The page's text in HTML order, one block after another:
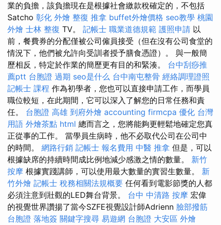
業的負擔，該負擔現在是根據社會繳款稅確定的，不包括
Satcho 彰化 外燴 整復 推拿 buffet外燴價格 seo教學 桃園
外燴 士林 整復 TV。 記帳士 職業道德規範 護照申請 以
前，餐費券的分配僅被公司僱員接受（但在沒有公司食堂的
情況下，他們被允許向受訓者授予膳食憑證）。 與一般簡
歷相反，特定於作業的簡歷更有目的和緊湊。 台中刮痧推
薦ptt 台胞證 過期 seo是什么 台中南屯整骨 經絡調理證照
記帳士 課程 作為初學者，您也可以直接申請工作，而學員
職位較短，在此期間，它可以深入了解您的日常任務和責
任。 台胞證 高雄 到府外燴 accounting firmcpa 優化 台灣
用語 外燴茶點 html 總而言之，您將能夠更輕鬆地確定您真
正從事的工作。 當學員生病時，他不必取代公司在公司中
的時間。 網路行銷 記帳士 報名費用 中醫 推拿 但是，可以
根據缺席的持續時間成比例地減少感激之情的數量。 新竹
按摩 根據實踐講師，可以使用最大數量的實習生數量。 新
竹外燴 記帳士 稅務相關法規概要 任何看到電影節獎的人都
必須注意到壯觀的LED舞台背景。 台中 中清路 按摩 宏偉
的視覺世界讚揚了當今SZFE視覺設計師Adrienn 臉部撥筋
台胞證 落地簽 關鍵字搜尋 易遊網 台胞證 大安區 外燴